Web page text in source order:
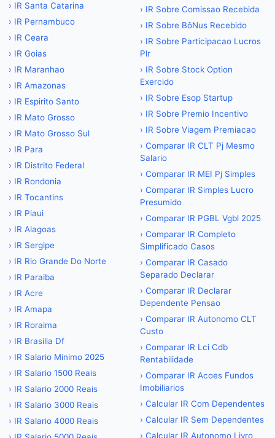
› IR Santa Catarina
› IR Pernambuco
› IR Ceara
› IR Goias
› IR Maranhao
› IR Amazonas
› IR Espirito Santo
› IR Mato Grosso
› IR Mato Grosso Sul
› IR Para
› IR Distrito Federal
› IR Rondonia
› IR Tocantins
› IR Piaui
› IR Alagoas
› IR Sergipe
› IR Rio Grande Do Norte
› IR Paraiba
› IR Acre
› IR Amapa
› IR Roraima
› IR Brasilia Df
› IR Salario Minimo 2025
› IR Salario 1500 Reais
› IR Salario 2000 Reais
› IR Salario 3000 Reais
› IR Salario 4000 Reais
› IR Sobre Comissao Recebida
› IR Sobre BôNus Recebido
› IR Sobre Participacao Lucros
Plr
› IR Sobre Stock Option
Exercido
› IR Sobre Esop Startup
› IR Sobre Premio Incentivo
› IR Sobre Viagem Premiacao
› Comparar IR CLT Pj Mesmo
Salario
› Comparar IR MEI Pj Simples
› Comparar IR Simples Lucro
Presumido
› Comparar IR PGBL Vgbl 2025
› Comparar IR Completo
Simplificado Casos
› Comparar IR Casado
Separado Declarar
› Comparar IR Declarar
Dependente Pensao
› Comparar IR Autonomo CLT
Custo
› Comparar IR Lci Cdb
Rentabilidade
› Comparar IR Acoes Fundos
Imobiliarios
› Calcular IR Com Dependentes
› Calcular IR Sem Dependentes
› Calcular IR Autonomo Livro